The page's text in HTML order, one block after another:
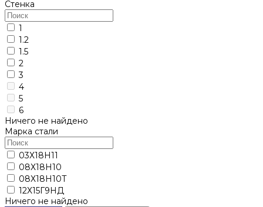
Стенка
1
1.2
1.5
2
3
4
5
6
Ничего не найдено
Марка стали
03Х18Н11
08Х18Н10
08Х18Н10Т
12Х15Г9НД
Ничего не найдено